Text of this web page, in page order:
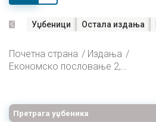
Уџбеници Остала издања
Почетна страна
Издања
Економско пословање 2, уџбеник за други разред економске школе
Претрага уџбеника